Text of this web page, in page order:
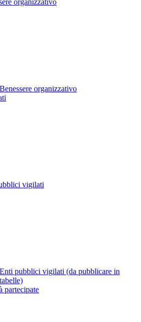
organizzativo
Benessere organizzativo
vigilati
Enti pubblici vigilati (da pubblicare in
tabelle)
partecipate